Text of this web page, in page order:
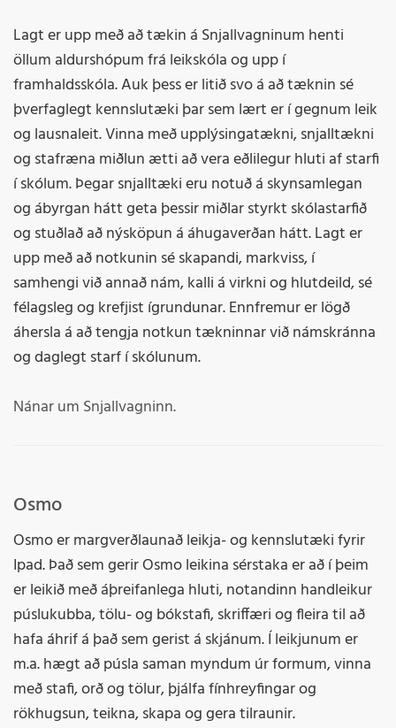
Lagt er upp með að tækin á Snjallvagninum henti
öllum aldurshópum frá leikskóla og upp í
framhaldsskóla. Auk þess er litið svo á að tæknin sé
þverfaglegt kennslutæki þar sem lært er í gegnum leik
og lausnaleit. Vinna með upplýsingatækni, snjalltækni
og stafræna miðlun ætti að vera eðlilegur hluti af starfi
í skólum. Þegar snjalltæki eru notuð á skynsamlegan
og ábyrgan hátt geta þessir miðlar styrkt skólastarfið
og stuðlað að nýsköpun á áhugaverðan hátt. Lagt er
upp með að notkunin sé skapandi, markviss, í
samhengi við annað nám, kalli á virkni og hlutdeild, sé
félagsleg og krefjist ígrundunar. Ennfremur er lögð
áhersla á að tengja notkun tækninnar við námskránna
og daglegt starf í skólunum.
Nánar um Snjallvagninn.
Osmo
Osmo er margverðlaunað leikja- og kennslutæki fyrir
Ipad. Það sem gerir Osmo leikina sérstaka er að í þeim
er leikið með áþreifanlega hluti, notandinn handleikur
púslukubba, tölu- og bókstafi, skriffæri og fleira til að
hafa áhrif á það sem gerist á skjánum. Í leikjunum er
m.a. hægt að púsla saman myndum úr formum, vinna
með stafi, orð og tölur, þjálfa fínhreyfingar og
rökhugsun, teikna, skapa og gera tilraunir.